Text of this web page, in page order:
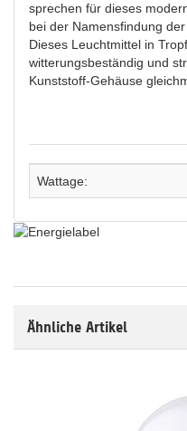
sprechen für dieses
bei der Namensfindung
Dieses Leuchtmittel in
witterungsbeständig und
Kunststoff-Gehäuse
Wattage:
Ähnliche Artikel